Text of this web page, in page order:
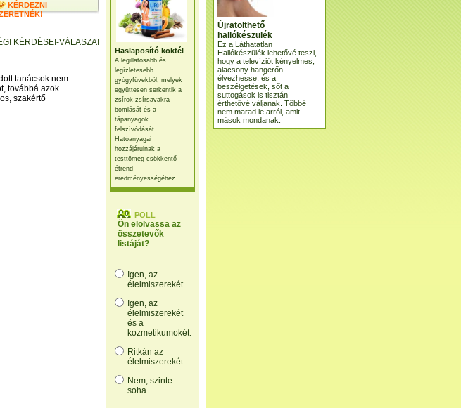
Haslaposító koktél
A legillatosabb és
legízletesebb
gyógyfűvekből, melyek
együttesen serkentik a
zsírok zsírsavakra
bomlását és a
tápanyagok
felszívódását.
Hatóanyagai
hozzájárulnak a
testtömeg csökkentő
étrend
eredményességéhez.
POLL
Ön elolvassa az
összetevők
listáját?
Igen, az
élelmiszerekét.
Igen, az
élelmiszerekét
és a
kozmetikumokét.
Ritkán az
élelmiszerekét.
Nem, szinte
soha.
KÉRDEZNI
KÉRDÉSEI-VÁLASZAI
tanácsok nem
továbbá azok
szakértő
Újratölthető
hallókészülék
Ez a Láthatatlan
Hallókészülék lehetővé teszi,
hogy a televíziót kényelmes,
alacsony hangerőn
élvezhesse, és a
beszélgetések, sőt a
suttogások is tisztán
érthetővé váljanak. Többé
nem marad le arról, amit
mások mondanak.